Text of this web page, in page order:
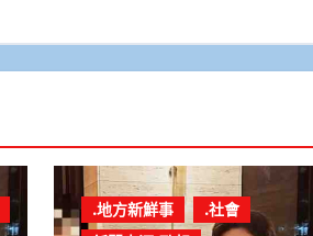
.地方新鮮事
.社會